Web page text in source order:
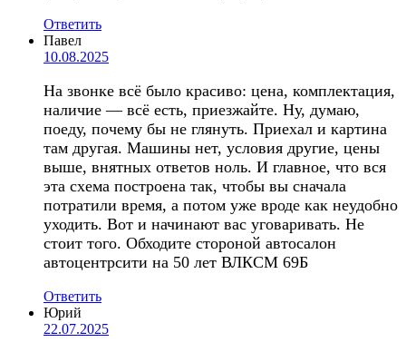
Ответить
Павел
10.08.2025
На звонке всё было красиво: цена, комплектация,
наличие — всё есть, приезжайте. Ну, думаю,
поеду, почему бы не глянуть. Приехал и картина
там другая. Машины нет, условия другие, цены
выше, внятных ответов ноль. И главное, что вся
эта схема построена так, чтобы вы сначала
потратили время, а потом уже вроде как неудобно
уходить. Вот и начинают вас уговаривать. Не
стоит того. Обходите стороной автосалон
автоцентрсити на 50 лет ВЛКСМ 69Б
Ответить
Юрий
22.07.2025